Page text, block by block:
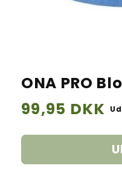
ONA PRO
Normalpris
99,95 DKK